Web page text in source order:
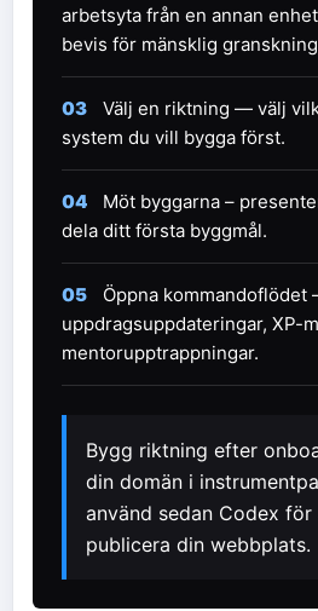
arbetsyta från en annan
bevis för mänsklig
03
Välj en riktning — välj
system du vill bygga först.
04
Möt byggarna –
dela ditt första byggmål.
05
Öppna kommandoflödet
uppdragsuppdateringar, XP-
mentorupptrappningar.
Bygg riktning efter
din domän i
använd sedan Codex
publicera din webbplats.